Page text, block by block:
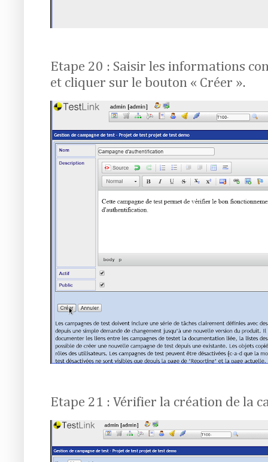
Etape 20 : Saisir les informations
et cliquer sur le bouton « Créer ».
Etape 21 : Vérifier la création de la